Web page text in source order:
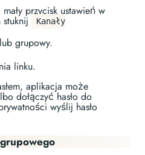
przycisk ustawień w
Kanały
grupowy.
linku.
aplikacja może
dołączyć hasło do
wyślij hasło